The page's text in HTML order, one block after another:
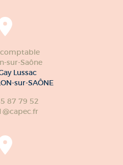
sur-Saône
Lussac
sur-SAÔNE
87 79 52